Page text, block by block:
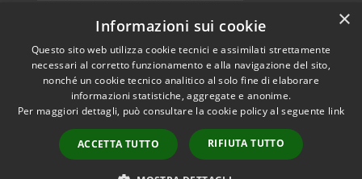
WhistleblowingPA
Accessibilità
Copyright © 2026 • Comune di
Gaglianico • Powered by
Municipium•
Accesso
redazione
×
Informazioni sui cookie
Questo sito web utilizza cookie tecnici e assimilati strettamente
necessari al corretto funzionamento e alla navigazione del sito,
nonché un cookie tecnico analitico al solo fine di elaborare
informazioni statistiche, aggregate e anonime.
Per maggiori dettagli, può consultare la cookie policy al seguente link
ACCETTA TUTTO RIFIUTA TUTTO